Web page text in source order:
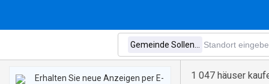
1 047 häuser
Erhalten Sie neue Anzeigen per E-